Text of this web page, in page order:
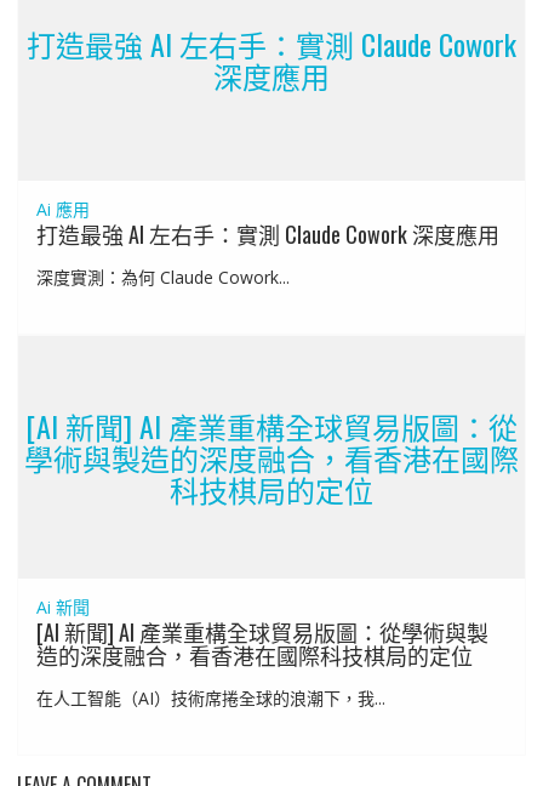
打造最強 AI 左右手：實測 Claude Cowork
深度應用
Ai 應用
打造最強 AI 左右手：實測 Claude Cowork 深度應用
深度實測：為何 Claude Cowork...
[AI 新聞] AI 產業重構全球貿易版圖：從
學術與製造的深度融合，看香港在國際
科技棋局的定位
Ai 新聞
[AI 新聞] AI 產業重構全球貿易版圖：從學術與製
造的深度融合，看香港在國際科技棋局的定位
在人工智能（AI）技術席捲全球的浪潮下，我...